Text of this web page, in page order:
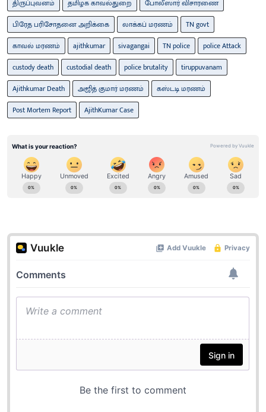
திருப்புவனம் தமிழக காவல்துறை
போலீஸார் விசாரணை
பிரேத பரிசோதனை அறிக்கை
லாக்கப் மரணம்
TN govt
காவல் மரணம்
ajithkumar sivagangai TN police
police Attack
custody death
custodial death police brutality
tiruppuvanam
Ajithkumar Death
அஜித் குமார் மரணம்
கஸ்டடி மரணம்
Post Mortem Report
AjithKumar Case